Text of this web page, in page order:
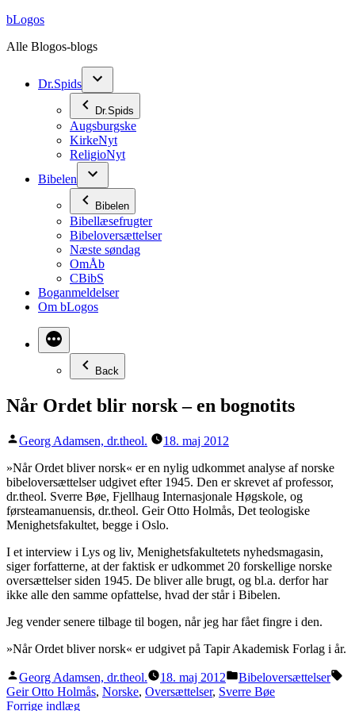
Videre
indhold
bLogos
Alle Blogos-blogs
Dr.Spids
Dr.Spids
Augsburgske
KirkeNyt
ReligioNyt
Bibelen
Bibelen
Bibellæsefrugter
Bibeloversættelser
Næste søndag
OmÅb
CBibS
Boganmeldelser
Om bLogos
Back
Når Ordet blir norsk – en bognotits
Posted
Georg Adamsen, dr.theol.
18. maj 2012
»Når Ordet bliver norsk« er en nylig udkommet analyse af norske
bibeloversættelser udgivet efter 1945. Den er skrevet af professor,
dr.theol. Sverre Bøe, Fjellhaug Internasjonale Høgskole, og
førsteamanuensis, dr.theol. Geir Otto Holmås, Det teologiske
Menighetsfakultet, begge i Oslo.
I et interview i Lys og liv, Menighetsfakultetets nyhedsmagasin,
siger forfatterne, at der faktisk er udkommet 20 forskellige norske
oversættelser siden 1945. De bliver alle brugt, og bl.a. derfor har
ikke alle den samme opfattelse, hvad der står i Bibelen.
Jeg vender senere tilbage til bogen, når jeg har fået fingre i den.
»Når Ordet bliver norsk« er udgivet på Tapir Akademisk Forlag i år.
Posted
by
Georg Adamsen, dr.theol. 18. maj 2012
Posted
in
Bibeloversættelser
Geir Otto Holmås, Norske, Oversættelser, Sverre Bøe
Forrige indlægPrevious